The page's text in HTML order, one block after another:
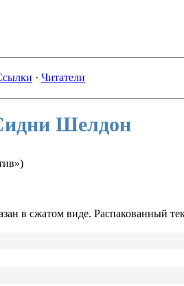
· Читатели
Шелдон
в сжатом виде. Распакованный